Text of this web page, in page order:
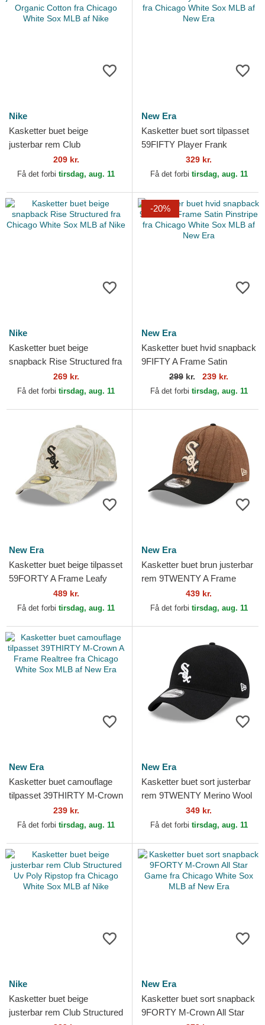
Nike
Kasketter buet beige
justerbar rem Club
Unstructured Organic Cotton
fra Chicago White Sox MLB
209 kr.
Få det forbi tirsdag, aug. 11
New Era
Kasketter buet sort tilpasset
59FIFTY Player Frank
Thomas fra Chicago White
Sox MLB af New Era
329 kr.
Få det forbi tirsdag, aug. 11
Nike
Kasketter buet beige
snapback Rise Structured fra
Chicago White Sox MLB af
Nike
269 kr.
Få det forbi tirsdag, aug. 11
-20%
New Era
Kasketter buet hvid snapback
9FIFTY A Frame Satin
Pinstripe fra Chicago White
Sox MLB af New Era
299 kr. 239 kr.
Få det forbi tirsdag, aug. 11
New Era
Kasketter buet beige tilpasset
59FORTY A Frame Leafy
Palm fra Chicago White Sox
MLB af New Era
489 kr.
Få det forbi tirsdag, aug. 11
New Era
Kasketter buet brun justerbar
rem 9TWENTY A Frame
Wool Pinstripe fra Chicago
White Sox MLB af New...
439 kr.
Få det forbi tirsdag, aug. 11
New Era
Kasketter buet camouflage
tilpasset 39THIRTY M-Crown
A Frame Realtree fra
Chicago White Sox MLB...
239 kr.
Få det forbi tirsdag, aug. 11
New Era
Kasketter buet sort justerbar
rem 9TWENTY Merino Wool
fra Chicago White Sox MLB
af New Era
349 kr.
Få det forbi tirsdag, aug. 11
Nike
Kasketter buet beige
justerbar rem Club Structured
New Era
Kasketter buet sort snapback
9FORTY M-Crown All Star